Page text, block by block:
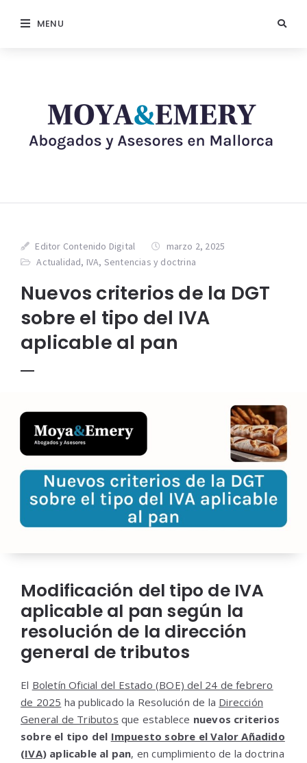
MENU
Editor Contenido Digital
marzo 2, 2025
Actualidad, IVA, Sentencias y doctrina
Nuevos criterios de la DGT
sobre el tipo del IVA
aplicable al pan
Modificación del tipo de IVA
aplicable al pan según la
resolución de la dirección
general de tributos
El Boletín Oficial del Estado (BOE) del 24 de febrero
de 2025 ha publicado la Resolución de la Dirección
General de Tributos que establece nuevos criterios
sobre el tipo del Impuesto sobre el Valor Añadido
(IVA) aplicable al pan, en cumplimiento de la doctrina